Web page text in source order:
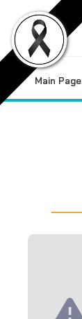
content
Main Page